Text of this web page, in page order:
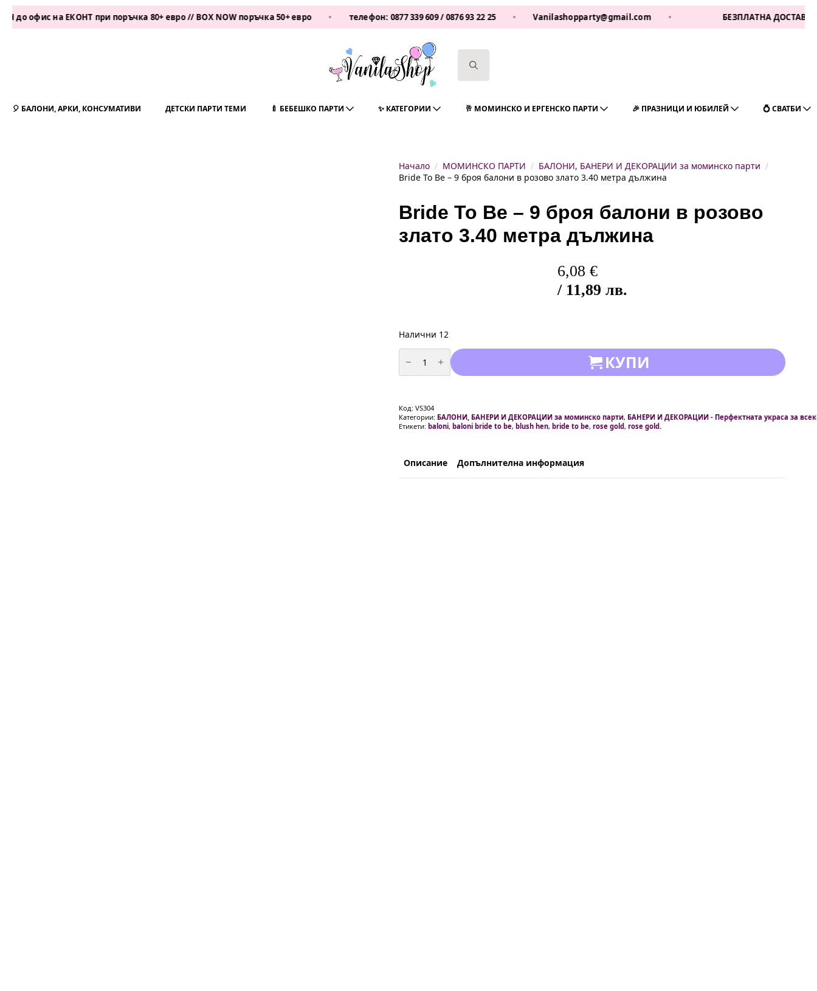
на ЕКОНТ при поръчка 80+ евро // BOX NOW поръчка 50+ евро • телефон:0877 339 609/0876 93 22 25 • Vanilashopparty@gmail.com • БЕЗПЛАТНА ДОСТАВКА ЗА 1
🎈 БАЛОНИ, АРКИ, КОНСУМАТИВИ ДЕТСКИ ПАРТИ ТЕМИ 🍼 БЕБЕШКО ПАРТИ ✨ КАТЕГОРИИ 🥂 МОМИНСКО И ЕРГЕНСКО ПАРТИ 🎉 ПРАЗНИЦИ И ЮБИЛЕЙ 💍 СВАТБИ
Начало МОМИНСКО ПАРТИ
БАЛОНИ, БАНЕРИ И ДЕКОРАЦИИ за моминско парти
Bride To Be – 9 броя балони в розово злато 3.40 метра дължина
Bride To Be – 9 броя балони в розово
злато 3.40 метра дължина
6,08 €
/ 11,89 лв.
Налични 12
количество
за
To
9
броя
балони
в
метра
КУПИ
Код: VS304
Категории: БАЛОНИ, БАНЕРИ И ДЕКОРАЦИИ за моминско парти, БАНЕРИ И ДЕКОРАЦИИ - Перфектната украса за
Етикети: baloni, baloni bride to be, blush hen, bride to be, rose gold, rose gold.
Описание Допълнителна информация